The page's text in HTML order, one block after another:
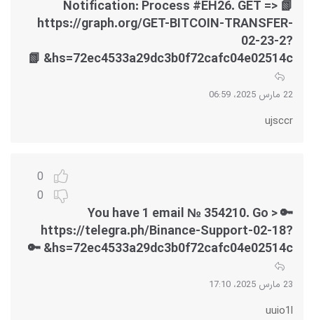
📗 Notification: Process #EH26. GET =>
https://graph.org/GET-BITCOIN-TRANSFER-
02-23-2?
hs=72ec4533a29dc3b0f72cafc04e02514c& 📗
22 مارس 2025، 06:59
ujsccr
0
0
🔑 You have 1 email № 354210. Go >
https://telegra.ph/Binance-Support-02-18?
hs=72ec4533a29dc3b0f72cafc04e02514c& 🔑
23 مارس 2025، 17:10
uuio1l